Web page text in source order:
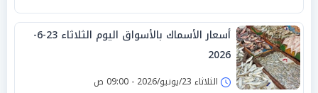
أسعار الأسماك بالأسواق اليوم الثلاثاء 23-6-
2026
الثلاثاء 23/يونيو/2026 - 09:00 ص